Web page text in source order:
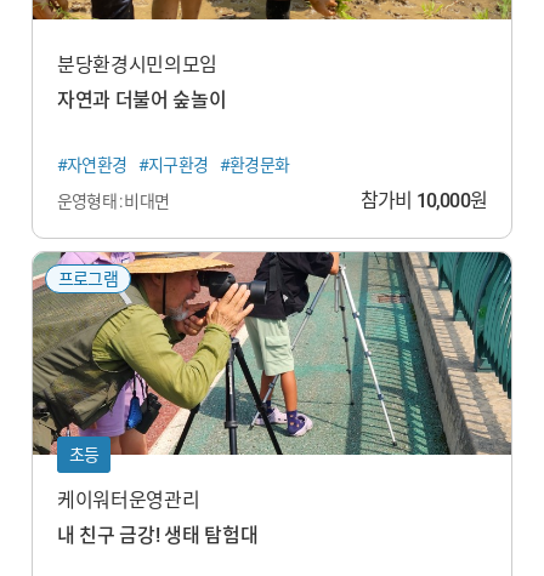
분당환경시민의모임
자연과 더불어 숲놀이
#자연환경 #지구환경
#환경문화
운영형태 : 비대면
참가비 10,000원
프로그램
초등
케이워터운영관리
내 친구 금강! 생태 탐험대